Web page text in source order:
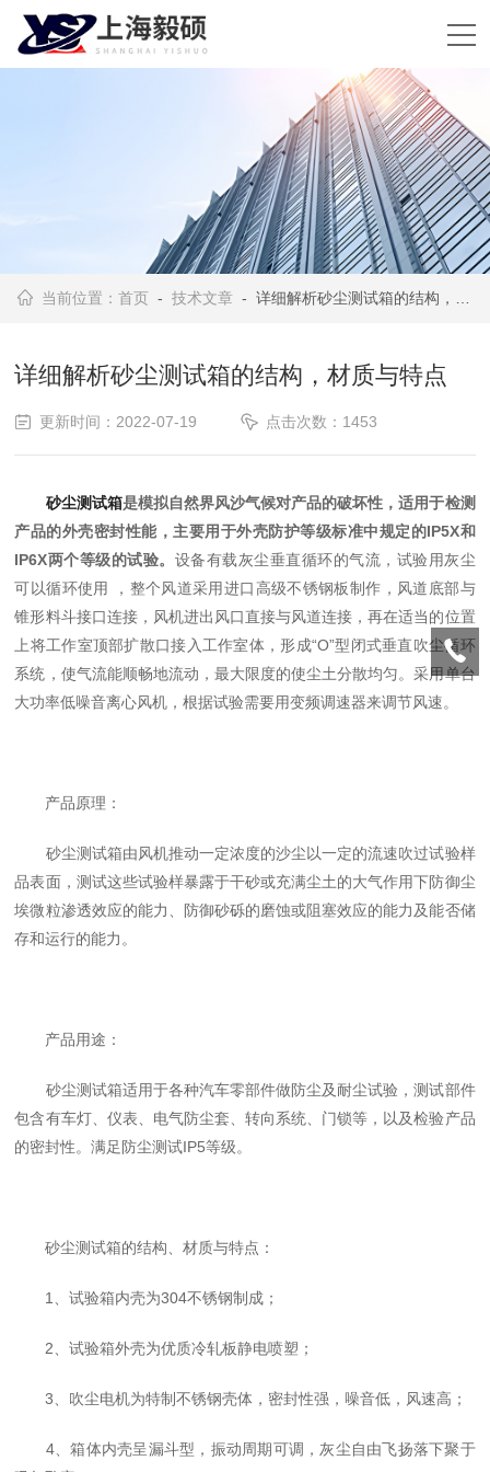
当前位置：首页 -技术文章 - 详细解析砂尘测试箱的结构，材质与特点
详细解析砂尘测试箱的结构，材质与特点
更新时间：2022-07-19 点击次数：1453
砂尘测试箱是模拟自然界风沙气候对产品的破坏性，适用于检测
产品的外壳密封性能，主要用于外壳防护等级标准中规定的IP5X和
IP6X两个等级的试验。 设备有载灰尘垂直循环的气流，试验用灰尘
可以循环使用 ，整个风道采用进口高级不锈钢板制作，风道底部与
锥形料斗接口连接，风机进出风口直接与风道连接，再在适当的位置
上将工作室顶部扩散口接入工作室体，形成“O”型闭式垂直吹尘循环
系统，使气流能顺畅地流动，最大限度的使尘土分散均匀。采用单台
大功率低噪音离心风机，根据试验需要用变频调速器来调节风速。
产品原理：
砂尘测试箱由风机推动一定浓度的沙尘以一定的流速吹过试验样
品表面，测试这些试验样暴露于干砂或充满尘土的大气作用下防御尘
埃微粒渗透效应的能力、防御砂砾的磨蚀或阻塞效应的能力及能否储
存和运行的能力。
产品用途：
砂尘测试箱适用于各种汽车零部件做防尘及耐尘试验，测试部件
包含有车灯、仪表、电气防尘套、转向系统、门锁等，以及检验产品
的密封性。满足防尘测试IP5等级。
砂尘测试箱的结构、材质与特点：
1、试验箱内壳为304不锈钢制成；
2、试验箱外壳为优质冷轧板静电喷塑；
3、吹尘电机为特制不锈钢壳体，密封性强，噪音低，风速高；
4、箱体内壳呈漏斗型，振动周期可调，灰尘自由飞扬落下聚于